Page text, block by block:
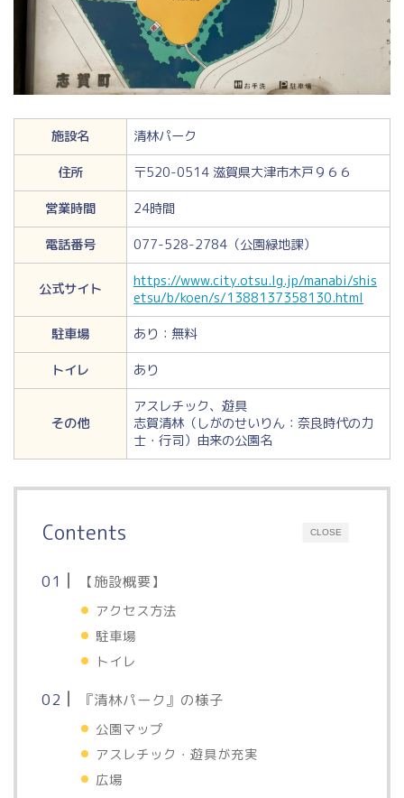
施設名
清林パーク
住所
〒520-0514 滋賀県大津市木戸９６６
営業時間
24時間
電話番号
077-528-2784（公園緑地課）
公式サイト
https://www.city.otsu.lg.jp/manabi/shis
etsu/b/koen/s/1388137358130.html
駐車場
あり：無料
トイレ
あり
その他
アスレチック、遊具
志賀清林（しがのせいりん：奈良時代の力
士・行司）由来の公園名
CLOSE
Contents
【施設概要】
アクセス方法
駐車場
トイレ
『清林パーク』の様子
公園マップ
アスレチック・遊具が充実
広場